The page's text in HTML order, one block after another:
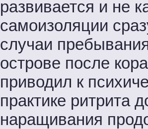
развивается и не
самоизоляции
случаи
острове после
приводил к
практике ритрита
наращивания